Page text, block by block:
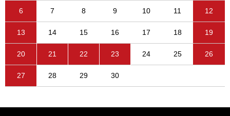
6 7 8 9 10 11 12
13 14 15 16 17 18 19
20 21 22 23 24 25 26
27 28 29 30